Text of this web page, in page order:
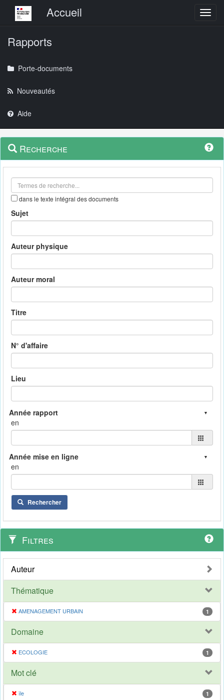
Menu principalAccueil
Rapports
Porte-documents
Nouveautés
Aide
Navigation
outils
Menu
contextuel
Recherche
dans le texte intégral des documents
Sujet
Auteur physique
Auteur moral
Titre
N° d'affaire
Lieu
en
en
Rechercher
Filtres
Auteur
Thématique
AMENAGEMENT URBAIN 1
Domaine
ECOLOGIE 1
Mot clé
île 1